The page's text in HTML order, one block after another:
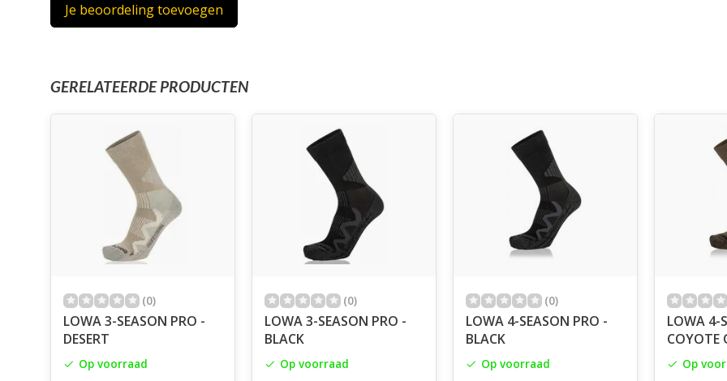
Je beoordeling toevoegen
GERELATEERDE PRODUCTEN
(0)
LOWA 3-SEASON PRO -
DESERT
Op voorraad
(0)
LOWA 3-SEASON PRO -
BLACK
Op voorraad
(0)
LOWA 4-SEASON PRO -
BLACK
Op voorraad
LOWA 4-
COYOTE
Op